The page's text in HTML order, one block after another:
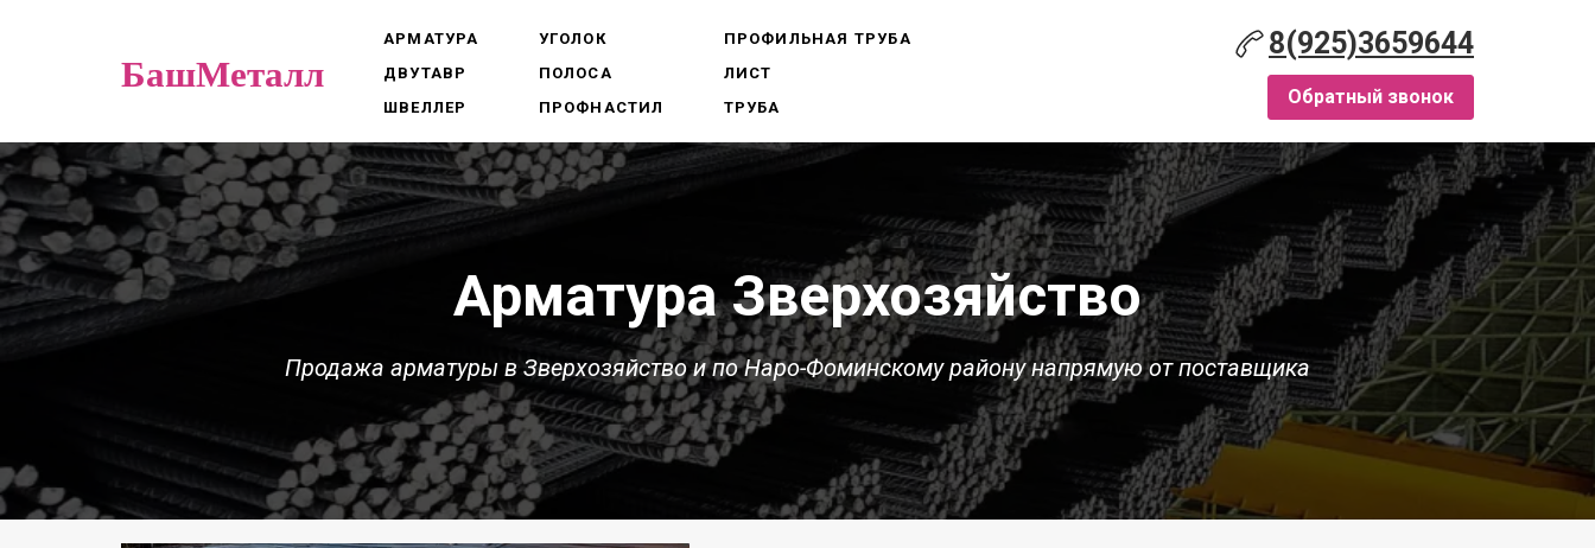
БашМеталл
АРМАТУРА
ДВУТАВР
ШВЕЛЛЕР
УГОЛОК
ПОЛОСА
ПРОФНАСТИЛ
ПРОФИЛЬНАЯ ТРУБА
ЛИСТ
ТРУБА
8(925)3659644
Обратный звонок
Арматура Зверхозяйство
Продажа арматуры в Зверхозяйство и по Наро-Фоминскому району напрямую от поставщика